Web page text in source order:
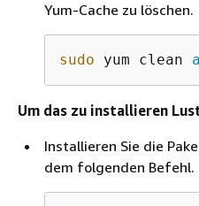
Yum-Cache zu löschen.
sudo yum clean
Um das zu installieren
Installieren Sie die
dem folgenden Befehl.